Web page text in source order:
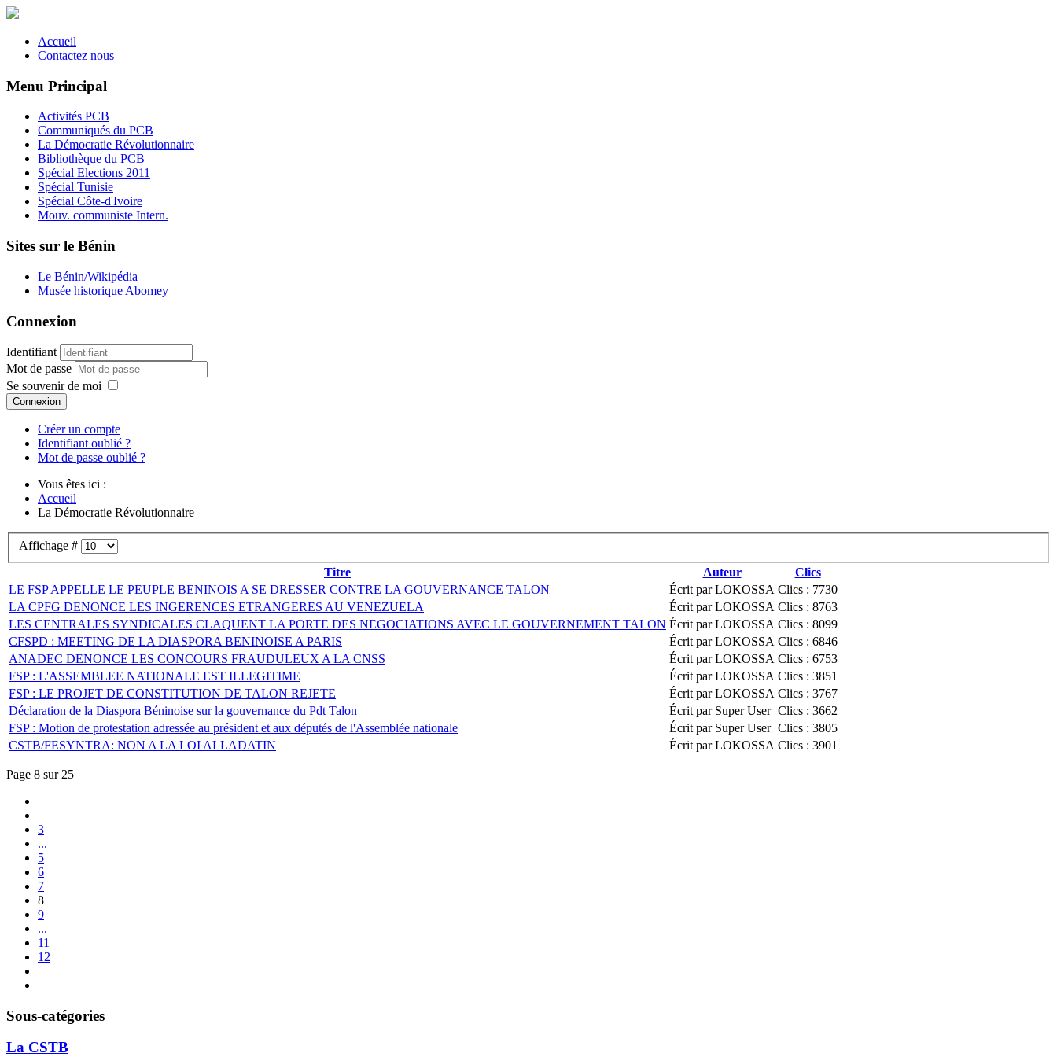
Accueil
Contactez nous
Menu Principal
Activités PCB
Communiqués du PCB
La Démocratie Révolutionnaire
Bibliothèque du PCB
Spécial Elections 2011
Spécial Tunisie
Spécial Côte-d'Ivoire
Mouv. communiste Intern.
Sites sur le Bénin
Le Bénin/Wikipédia
Musée historique Abomey
Connexion
Identifiant
Mot de passe
Se souvenir de moi
Connexion
Créer un compte
Identifiant oublié ?
Mot de passe oublié ?
Vous êtes ici :
Accueil
La Démocratie Révolutionnaire
Affichage #
Titre
Auteur
Clics
LE FSP APPELLE LE PEUPLE BENINOIS A SE DRESSER CONTRE LA GOUVERNANCE TALON
Écrit par LOKOSSA Clics : 7730
LA CPFG DENONCE LES INGERENCES ETRANGERES AU VENEZUELA
Écrit par LOKOSSA Clics : 8763
LES CENTRALES SYNDICALES CLAQUENT LA PORTE DES NEGOCIATIONS AVEC LE GOUVERNEMENT TALON Écrit par LOKOSSA Clics : 8099
CFSPD : MEETING DE LA DIASPORA BENINOISE A PARIS
Écrit par LOKOSSA Clics : 6846
ANADEC DENONCE LES CONCOURS FRAUDULEUX A LA CNSS
Écrit par LOKOSSA Clics : 6753
FSP : L'ASSEMBLEE NATIONALE EST ILLEGITIME
Écrit par LOKOSSA Clics : 3851
FSP : LE PROJET DE CONSTITUTION DE TALON REJETE
Écrit par LOKOSSA Clics : 3767
Déclaration de la Diaspora Béninoise sur la gouvernance du Pdt Talon
Écrit par Super User Clics : 3662
FSP : Motion de protestation adressée au président et aux députés de l'Assemblée nationale
Écrit par Super User Clics : 3805
CSTB/FESYNTRA: NON A LA LOI ALLADATIN
Écrit par LOKOSSA Clics : 3901
Page 8 sur 25
3
...
5
6
7
8
9
...
11
12
Sous-catégories
La CSTB